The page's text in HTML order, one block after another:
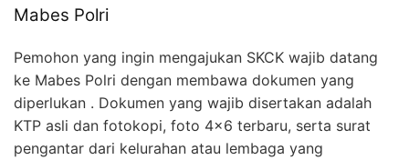
Mabes Polri
Pemohon yang ingin mengajukan SKCK wajib datang
ke Mabes Polri dengan membawa dokumen yang
diperlukan . Dokumen yang wajib disertakan adalah
KTP asli dan fotokopi, foto 4×6 terbaru, serta surat
pengantar dari kelurahan atau lembaga yang